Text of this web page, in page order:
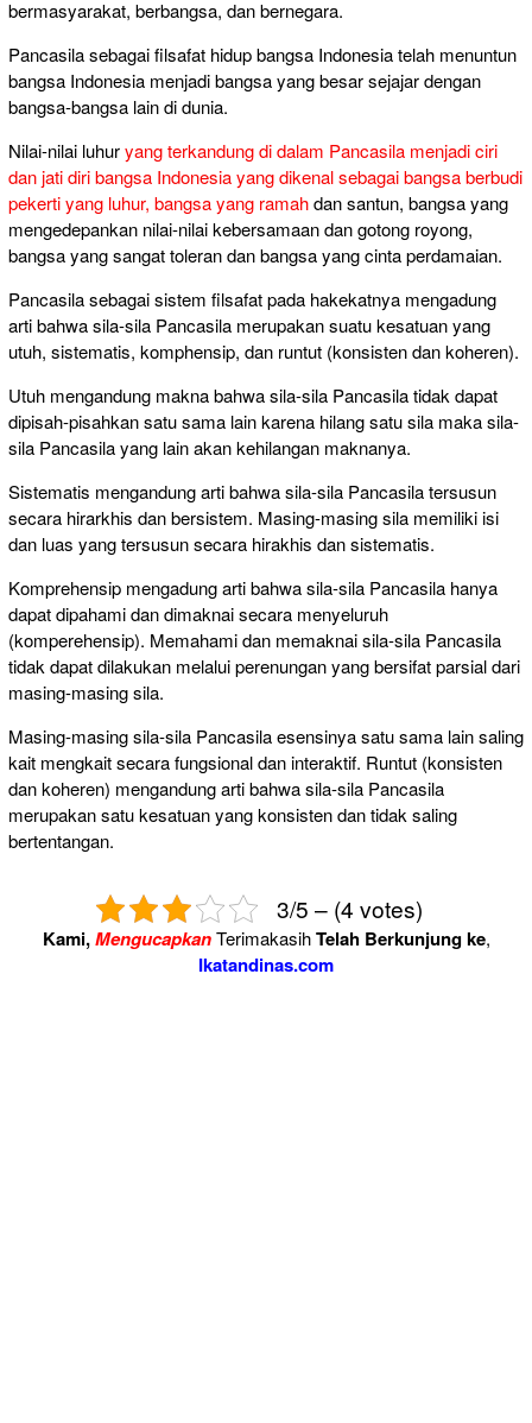
bermasyarakat, berbangsa, dan bernegara.
Pancasila sebagai filsafat hidup bangsa Indonesia telah menuntun
bangsa Indonesia menjadi bangsa yang besar sejajar dengan
bangsa-bangsa lain di dunia.
Nilai-nilai luhuryang terkandung di dalam Pancasila menjadi ciri
dan jati diri bangsa Indonesia yang dikenal sebagai bangsa berbudi
pekerti yang luhur, bangsa yang ramahdan santun, bangsa yang
mengedepankan nilai-nilai kebersamaan dan gotong royong,
bangsa yang sangat toleran dan bangsa yang cinta perdamaian.
Pancasila sebagai sistem filsafat pada hakekatnya mengadung
arti bahwa sila-sila Pancasila merupakan suatu kesatuan yang
utuh, sistematis, komphensip, dan runtut (konsisten dan koheren).
Utuh mengandung makna bahwa sila-sila Pancasila tidak dapat
dipisah-pisahkan satu sama lain karena hilang satu sila maka sila-
sila Pancasila yang lain akan kehilangan maknanya.
Sistematis mengandung arti bahwa sila-sila Pancasila tersusun
secara hirarkhis dan bersistem. Masing-masing sila memiliki isi
dan luas yang tersusun secara hirakhis dan sistematis.
Komprehensip mengadung arti bahwa sila-sila Pancasila hanya
dapat dipahami dan dimaknai secara menyeluruh
(komperehensip). Memahami dan memaknai sila-sila Pancasila
tidak dapat dilakukan melalui perenungan yang bersifat parsial dari
masing-masing sila.
Masing-masing sila-sila Pancasila esensinya satu sama lain saling
kait mengkait secara fungsional dan interaktif. Runtut (konsisten
dan koheren) mengandung arti bahwa sila-sila Pancasila
merupakan satu kesatuan yang konsisten dan tidak saling
bertentangan.
3/5 – (4 votes)
Kami,MengucapkanTerimakasihTelah Berkunjung ke,
Ikatandinas.com